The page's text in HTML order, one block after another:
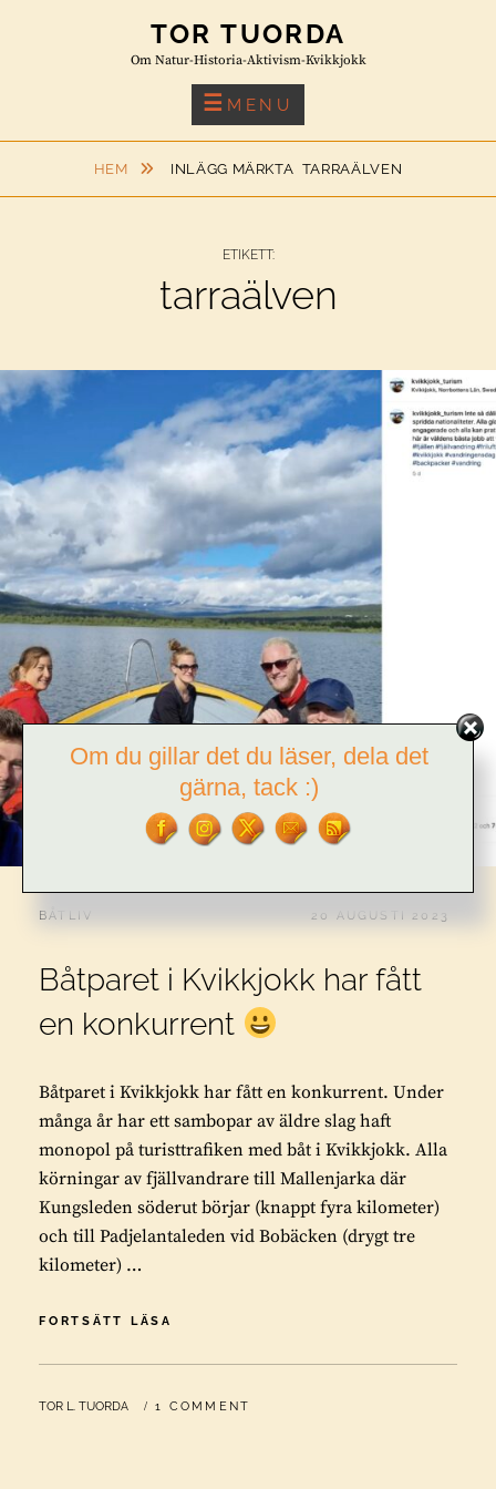
TOR TUORDA
Om Natur-Historia-Aktivism-Kvikkjokk
MENU
HEM INLÄGG MÄRKTA TARRAÄLVEN
ETIKETT:
tarraälven
CATEGORIES:
BÅTLIV PUBLICERAT
20 AUGUSTI 2023
Båtparet i Kvikkjokk har fått
en konkurrent
Båtparet i Kvikkjokk har fått en konkurrent. Under
många år har ett sambopar av äldre slag haft
monopol på turisttrafiken med båt i Kvikkjokk. Alla
körningar av fjällvandrare till Mallenjarka där
Kungsleden söderut börjar (knappt fyra kilometer)
och till Padjelantaleden vid Bobäcken (drygt tre
kilometer) …
FORTSÄTT LÄSA
KVIKKJOKK
FÅTT
BY
TOR L. TUORDA 1 COMMENT
Om du gillar det du läser, dela det
gärna, tack :)